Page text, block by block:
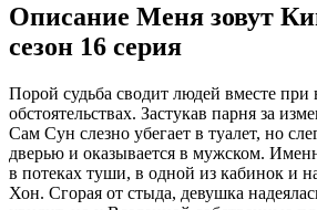
Описание Меня зовут
сезон 16 серия
Порой судьба сводит людей вместе при
обстоятельствах. Застукав парня за
Сам Сун слезно убегает в туалет, но
дверью и оказывается в мужском.
в потеках туши, в одной из кабинок и
Хон. Сгорая от стыда, девушка